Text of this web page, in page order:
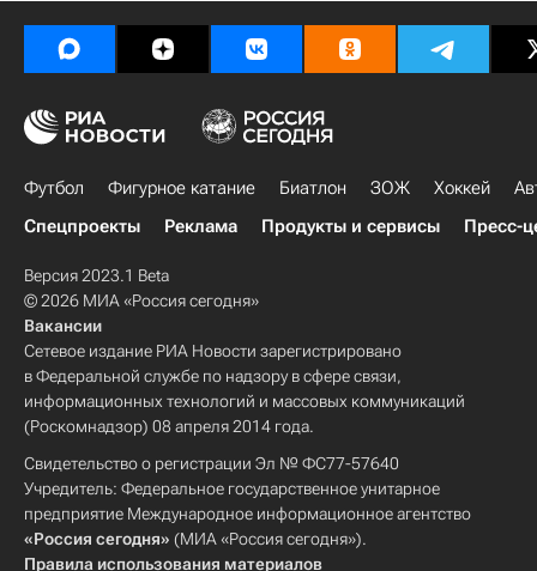
Футбол Фигурное катание Биатлон ЗОЖ Хоккей
Спецпроекты
Реклама Продукты и сервисы Пресс-
Версия 2023.1 Beta
© 2026 МИА «Россия сегодня»
Вакансии
Сетевое издание РИА Новости зарегистрировано
в Федеральной службе по надзору в сфере связи,
информационных технологий и массовых коммуникаций
(Роскомнадзор) 08 апреля 2014 года.
Свидетельство о регистрации Эл № ФС77-57640
Учредитель: Федеральное государственное унитарное
предприятие Международное информационное агентство
«Россия сегодня» (МИА «Россия сегодня»).
Правила использования материалов